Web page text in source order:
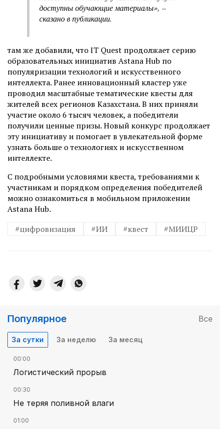
доступны обучающие материалы», –
сказано в публикации.
там же добавили, что IT Quest продолжает серию
образовательных инициатив Astana Hub по
популяризации технологий и искусственного
интеллекта. Ранее инновационный кластер уже
проводил масштабные тематические квесты для
жителей всех регионов Казахстана. В них приняли
участие около 6 тысяч человек, а победители
получили ценные призы. Новый конкурс продолжает
эту инициативу и помогает в увлекательной форме
узнать больше о технологиях и искусственном
интеллекте.
С подробными условиями квеста, требованиями к
участникам и порядком определения победителей
можно ознакомиться в мобильном приложении
Astana Hub.
#цифровизация
#ИИ #квест #МИИЦР
Популярное Все
За сутки За неделю За месяц
00:00
Логистический прорыв
00:30
Не теряя поливной влаги
01:00